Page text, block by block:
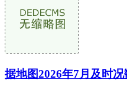
据地图2026年7月及时况